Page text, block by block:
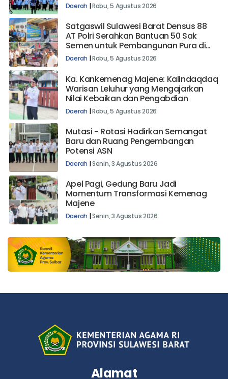
Daerah |Rabu, 5 Agustus 2026
Satgaswil Sulawesi Barat Densus 88
AT Polri Serahkan Bantuan 50 Sak
Semen untuk Pembangunan Pura di
Mehalaan Barat
Daerah |Rabu, 5 Agustus 2026
Ka. Kankemenag Majene: Kalindaqdaq
Warisan Leluhur yang Mengajarkan
Nilai Kebaikan dan Pengabdian
Daerah |Rabu, 5 Agustus 2026
Mutasi - Rotasi Hadirkan Semangat
Baru dan Ruang Pengembangan
Potensi ASN
Daerah |Senin, 3 Agustus 2026
Apel Pagi, Gedung Baru Jadi
Momentum Transformasi Kemenag
Majene
Daerah |Senin, 3 Agustus 2026
Alamat